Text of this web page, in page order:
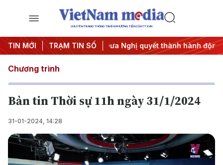
CHUYÊN TRANG THÔNG TIN ĐA PHƯƠNG TIỆN CỦA TTXVN
TIN MỚI TRẠM TIN SỐ
Trung ương 3 #Đưa Nghị quyết thành hành động
Chương trình
Bản tin Thời sự 11h ngày 31/1/2024
31-01-2024, 14:28